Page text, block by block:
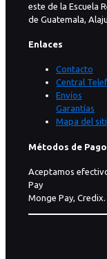
este de la Escuela
de Guatemala,
Enlaces
Contacto
Central
Envíos
Garantías
Mapa del
Métodos de Pago
Aceptamos
Pay
Monge Pay, Credix.